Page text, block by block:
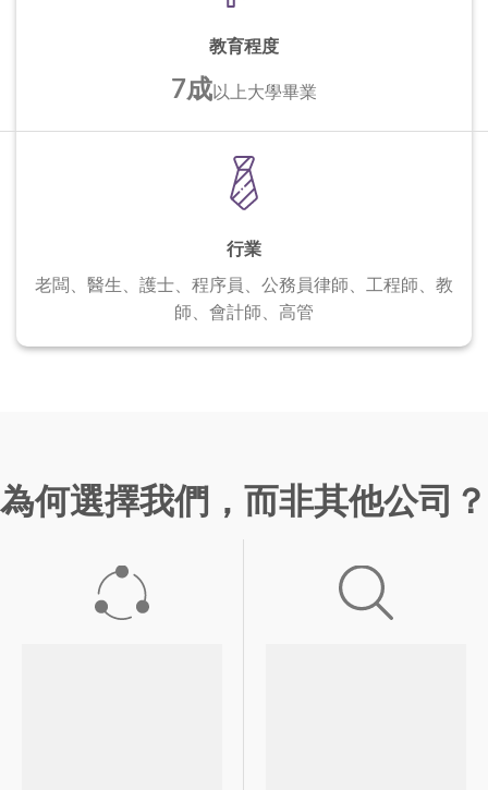
教育程度
7成以上大學畢業
行業
老闆、醫生、護士、程序員、公務員律師、工程師、教
師、會計師、高管
為何選擇我們，而非其他公司？